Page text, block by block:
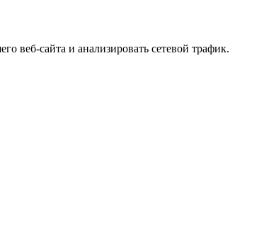
веб-сайта и анализировать сетевой трафик.